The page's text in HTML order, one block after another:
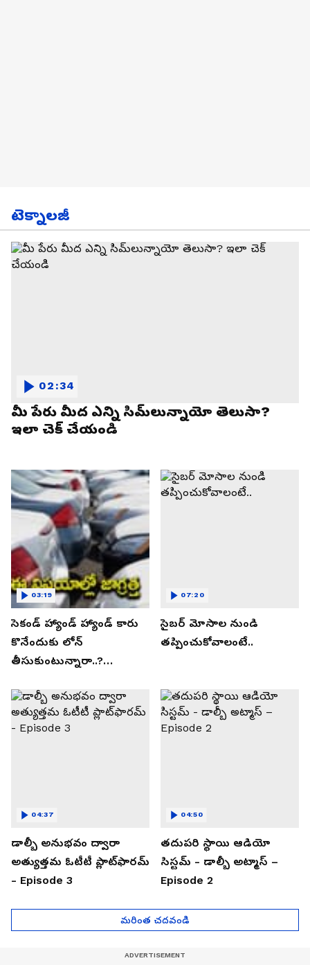
టెక్నాలజీ
మీ పేరు మీద ఎన్ని సిమ్‌లున్నాయో తెలుసా?
ఇలా చెక్ చేయండి
02:34
సెకండ్ హ్యాండ్ హ్యాండ్ కారు
కొనేందుకు లోన్
తీసుకుంటున్నారా..?
తెలుసుకోండి..!
03:19
సైబర్ మోసాల నుండి
తప్పించుకోవాలంటే..
07:20
డాల్బీ అనుభవం ద్వారా
అత్యుత్తమ ఓటీటీ ప్లాట్‌ఫారమ్
- Episode 3
04:37
తదుపరి స్థాయి ఆడియో
సిస్టమ్ - డాల్బీ అట్మాస్ –
Episode 2
04:50
మరింత చదవండి